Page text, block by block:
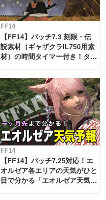
FF14
【FF14】パッチ7.3 刻限・伝
説素材（ギャザクラIL750用素
材）の時間タイマー付き！タイ
FF14
【FF14】パッチ7.25対応！エ
オルゼア各エリアの天気がひと
目で分かる「エオルゼア天気予